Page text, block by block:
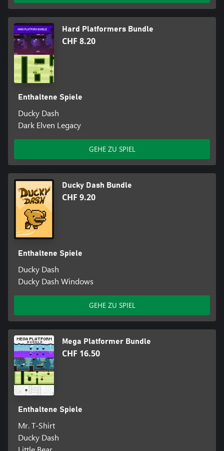
Hard Platformers Bundle
CHF 8.20
Enthaltene Spiele
Ducky Dash
Dark Elven Legacy
GEHE ZU SPIEL
Ducky Dash Bundle
CHF 9.20
Enthaltene Spiele
Ducky Dash
Ducky Dash Windows
GEHE ZU SPIEL
Mega Platformer Bundle
CHF 16.50
Enthaltene Spiele
Mr. T-Shirt
Ducky Dash